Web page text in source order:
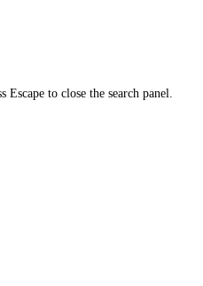
Escape to close the search panel.